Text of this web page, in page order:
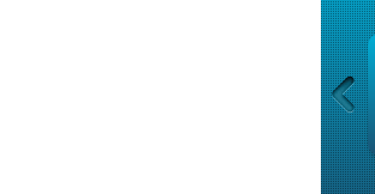
INFORMACIÓN DE